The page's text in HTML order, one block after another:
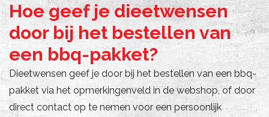
Hoe geef je dieetwensen
door bij het bestellen van
een bbq-pakket?
Dieetwensen geef je door bij het bestellen van een bbq-
pakket via het opmerkingenveld in de webshop, of door
direct contact op te nemen voor een persoonlijk